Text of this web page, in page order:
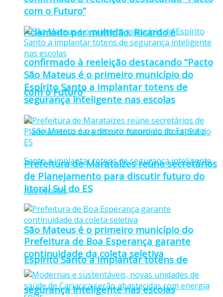
Aclamado por multidão, Ricardo é
confirmado à reeleição destacando “Pacto
com o Futuro”
São Mateus é o primeiro município do
Espírito Santo a implantar totens de
segurança inteligente nas escolas
com o Futuro”
São Mateus é o primeiro município do
Espírito Santo a implantar totens de
segurança inteligente nas escolas
Prefeitura de Marataízes reúne secretários
de Planejamento para discutir futuro do
litoral Sul do ES
Prefeitura de Boa Esperança garante
continuidade da coleta seletiva